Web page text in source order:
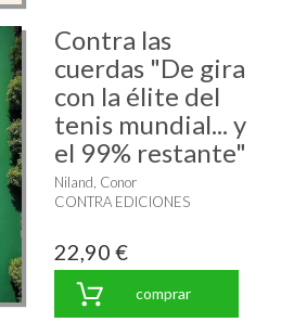
Contra las
cuerdas "De gira
con la élite del
tenis mundial... y
el 99% restante"
Niland, Conor
CONTRA EDICIONES
22,90 €
comprar